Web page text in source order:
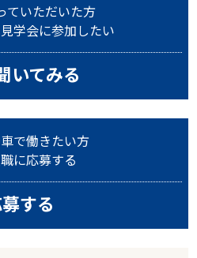
ていただいた方
学会に参加したい
いてみる
で働きたい方
に応募する
する